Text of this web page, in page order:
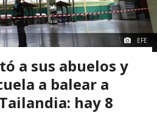
EFE
a sus abuelos y
a balear a
hay 8